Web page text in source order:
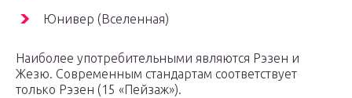
Юнивер (Вселенная)
Наиболее употребительными являются Рэзен и
Жезю. Современным стандартам соответствует
только Рэзен (15 «Пейзаж»).